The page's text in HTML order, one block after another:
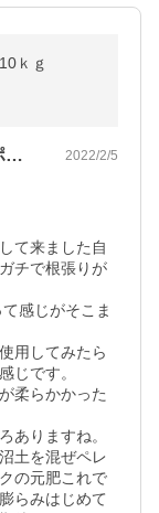
ｋｇ
バラの病害虫抑制になるかと初ペレポスト 2022/2/5
て来ました自
チで根張りが
感じがそこま
用してみたら
じです。
柔らかかった
ありますね。
土を混ぜペレ
の元肥これで
らみはじめて